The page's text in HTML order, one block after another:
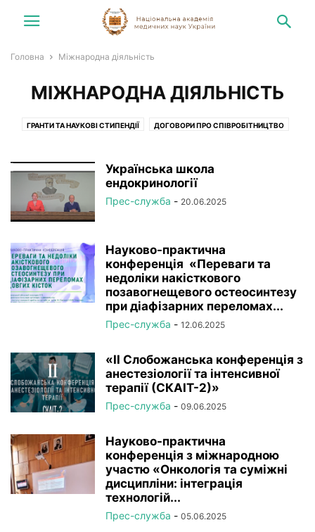
Головна Міжнародна діяльність
МІЖНАРОДНА ДІЯЛЬНІСТЬ
ГРАНТИ ТА НАУКОВІ СТИПЕНДІЇ ДОГОВОРИ ПРО СПІВРОБІТНИЦТВО
Українська школа
ендокринології
Прес-служба - 20.06.2025
Науково-практична
конференція «Переваги та
недоліки накісткового
позавогнещевого остеосинтезу
при діафізарних переломах...
Прес-служба - 12.06.2025
«ІІ Слобожанська конференція з
анестезіології та інтенсивної
терапії (СКАІТ-2)»
Прес-служба - 09.06.2025
Науково-практична
конференція з міжнародною
участю «Онкологія та суміжні
дисципліни: інтеграція
технологій...
Прес-служба - 05.06.2025